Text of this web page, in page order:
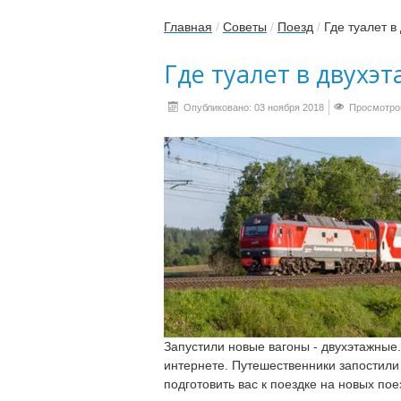
Главная / Советы / Поезд / Где туалет
Где туалет в
Опубликовано: 03 ноября 2018
Запустили новые вагоны -
интернете. Путешественники
подготовить вас к поездке на новых